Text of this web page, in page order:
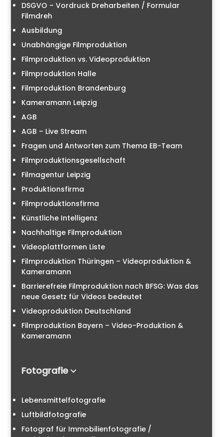
DSGVO – Vordruck Dreharbeiten / Formular
Filmdreh
Ausbildung
Unabhängige Filmproduktion
Filmproduktion vs. Videoproduktion
Filmproduktion Halle
Filmproduktion Brandenburg
Kameramann Leipzig
AGB
AGB – Live Stream
Fragen und Antworten zum Thema EB-Team
Filmproduktionsgesellschaft
Filmagentur Leipzig
Produktionsfirma
Filmproduktionsfirma
Künstliche Intelligenz
Nachhaltige Filmproduktion
Videoplattformen Liste
Filmproduktion Thüringen – Videoproduktion &
Kameramann
Barrierefreie Filmproduktion nach BFSG: Was das
neue Gesetz für Videos bedeutet
Videoproduktion Deutschland
Filmproduktion Bayern – Video-Produktion &
Kameramann
Fotografie
Lebensmittelfotografie
Luftbildfotografie
Fotograf für Immobilienfotografie /